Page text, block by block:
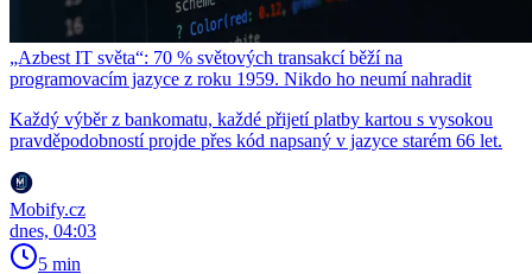
„Azbest IT světa“: 70 % světových transakcí běží na
programovacím jazyce z roku 1959. Nikdo ho neumí nahradit
Každý výběr z bankomatu, každé přijetí platby kartou s vysokou
pravděpodobností projde přes kód napsaný v jazyce starém 66 let.
Mobify.cz
dnes, 04:03
5 min